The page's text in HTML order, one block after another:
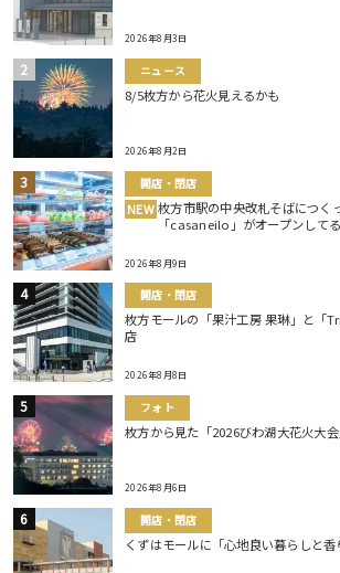
2026年8月3日
ニュース
8/5枚方から花火見えるかも
2026年8月2日
開店・閉店
NEW 枚方市駅の中央改札そばにつく
「casaneilo」がオープンしてる
2026年8月9日
開店・閉店
枚方モールの「果汁工房 果琳」と「
店
2026年8月8日
フォト
枚方から見た「2026びわ湖大花火大会
2026年8月6日
開店・閉店
くずはモールに「心地良い暮らしと